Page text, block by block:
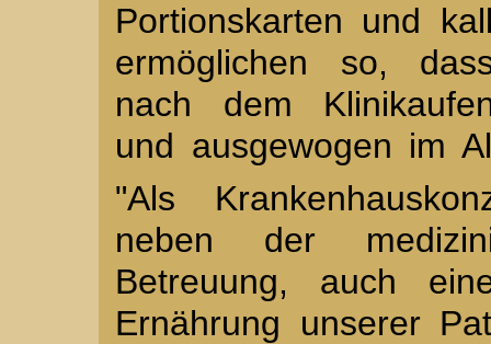
Portionskarten und
ermöglichen so,
nach dem
und ausgewogen im
"Als
neben der
Betreuung, auch
Ernährung unserer